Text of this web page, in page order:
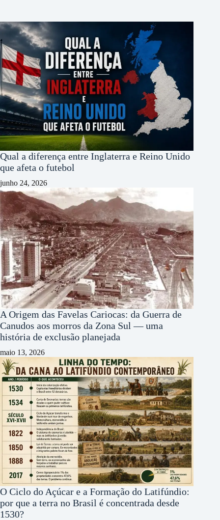
Qual a diferença entre Inglaterra e Reino Unido
que afeta o futebol
junho 24, 2026
A Origem das Favelas Cariocas: da Guerra de
Canudos aos morros da Zona Sul — uma
história de exclusão planejada
maio 13, 2026
O Ciclo do Açúcar e a Formação do Latifúndio:
por que a terra no Brasil é concentrada desde
1530?